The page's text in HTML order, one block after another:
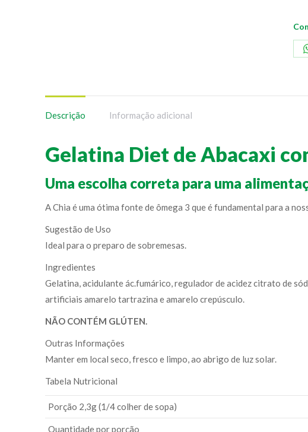
Descrição Informação adicional
Gelatina Diet de Abacaxi
Uma escolha correta para uma
A Chia é uma ótima fonte de ômega 3 que é fundamental para a
Sugestão de Uso
Ideal para o preparo de sobremesas.
Ingredientes
Gelatina, acidulante ác.fumárico, regulador de acidez citrato de
artificiais amarelo tartrazina e amarelo crepúsculo.
NÃO CONTÉM GLÚTEN.
Outras Informações
Manter em local seco, fresco e limpo, ao abrigo de luz solar.
Tabela Nutricional
Porção 2,3g (1/4 colher de sopa)
Quantidade por porção